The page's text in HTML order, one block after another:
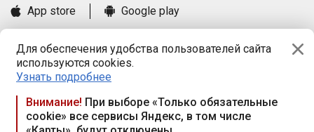
Для обеспечения удобства пользователей сайта
используются cookies.
Узнать подробнее
Внимание! При выборе «Только обязательные
cookie» все сервисы Яндекс, в том числе
App store
Google play
Книга замечаний и предложений
Правила и документы
Praca.by © 2000—2026, ООО «ПРАЦА БАЙ»
Республика Беларусь, 220114, г. Минск, пр-т Независимости
117а, пом. № 9.